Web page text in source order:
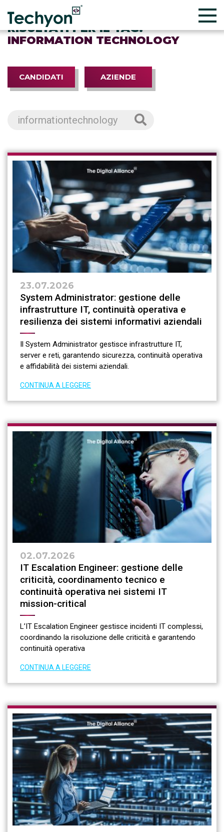
RISULTATI PER IL TAG:
INFORMATION TECHNOLOGY
CANDIDATI AZIENDE
23.07.2026
System Administrator: gestione delle
infrastrutture IT, continuità operativa e
resilienza dei sistemi informativi aziendali
Il System Administrator gestisce infrastrutture IT,
server e reti, garantendo sicurezza, continuità operativa
e affidabilità dei sistemi aziendali.
CONTINUA A LEGGERE
02.07.2026
IT Escalation Engineer: gestione delle
criticità, coordinamento tecnico e
continuità operativa nei sistemi IT
mission-critical
L’IT Escalation Engineer gestisce incidenti IT complessi,
coordinando la risoluzione delle criticità e garantendo
continuità operativa
CONTINUA A LEGGERE